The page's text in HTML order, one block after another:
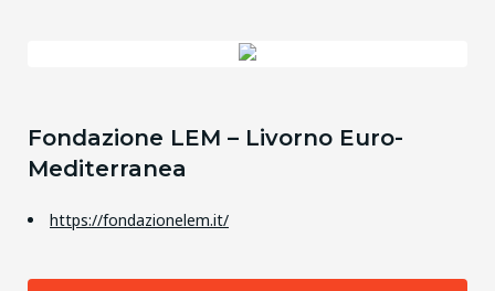
Fondazione LEM – Livorno Euro-
Mediterranea
https://fondazionelem.it/